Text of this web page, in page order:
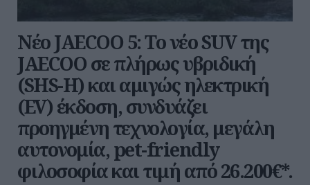
Νέο JAECOO 5: Το νέο SUV της
JAECOO σε πλήρως υβριδική
(SHS-H) και αμιγώς ηλεκτρική
(EV) έκδοση, συνδυάζει
προηγμένη τεχνολογία, μεγάλη
αυτονομία, pet-friendly
φιλοσοφία και τιμή από 26.200€*.